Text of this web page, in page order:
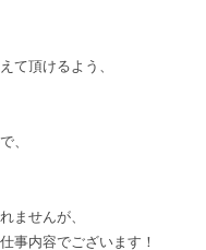
て頂けるよう、
、
ませんが、
事内容でございます！